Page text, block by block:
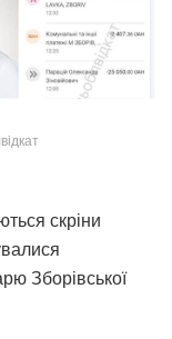
скріни
Зборівської